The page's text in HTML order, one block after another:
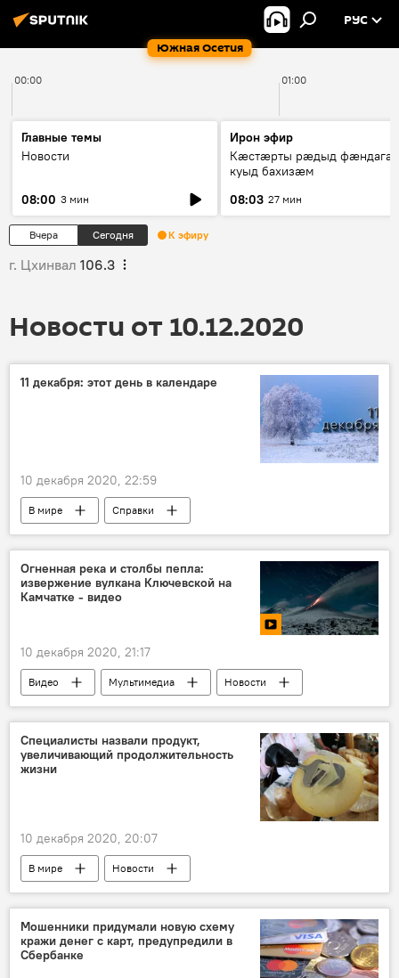
Южная Осетия
РУС
00:00 01:00
Главные темы
Новости
08:00 3 мин
Ирон эфир
Кæстæрты рæдыд
куыд бахизæм
08:03 27 мин
Вчера Сегодня К эфиру
г. Цхинвал 106.3
Новости от 10.12.2020
11 декабря: этот день в календаре
10 декабря 2020, 22:59
В мире
Справки
Этот день в истории
Огненная река и столбы пепла:
извержение вулкана Ключевской на
Камчатке - видео
10 декабря 2020, 21:17
Видео Мультимедиа Новости
Специалисты назвали продукт,
увеличивающий продолжительность
жизни
10 декабря 2020, 20:07
В мире Новости
Мошенники придумали новую схему
кражи денег с карт, предупредили в
Сбербанке